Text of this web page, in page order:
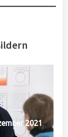
2021